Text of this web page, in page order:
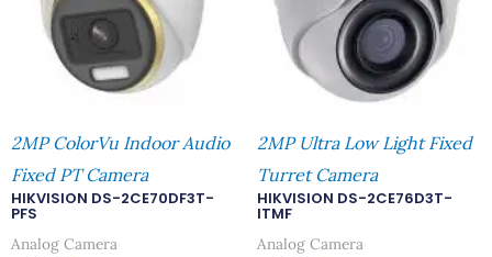
2MP ColorVu Indoor Audio
Fixed PT Camera
HIKVISION DS-2CE70DF3T-
PFS
Analog Camera
2MP Ultra Low Light Fixed
Turret Camera
HIKVISION DS-2CE76D3T-
ITMF
Analog Camera